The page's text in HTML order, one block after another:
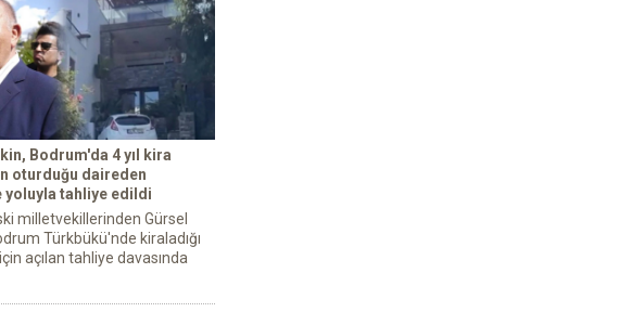
Bodrum'da 4 yıl kira
oturduğu daireden
yoluyla tahliye edildi
milletvekillerinden Gürsel
Türkbükü'nde kiraladığı
açılan tahliye davasında